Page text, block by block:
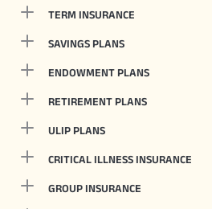
TERM INSURANCE
SAVINGS PLANS
ENDOWMENT PLANS
RETIREMENT PLANS
ULIP PLANS
CRITICAL ILLNESS INSURANCE
GROUP INSURANCE